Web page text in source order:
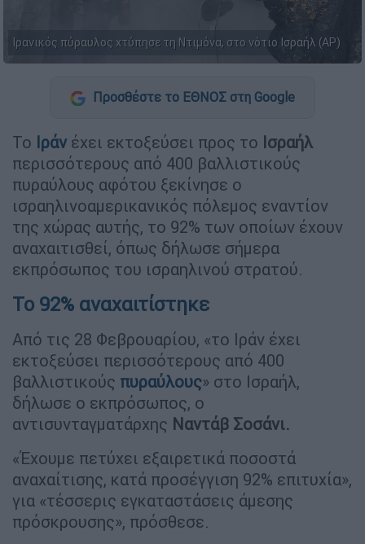
Ιρανικός πύραυλος χτύπησε τη Ντιμόνα, στο νότιο Ισραήλ (AP)
Προσθέστε το ΕΘΝΟΣ στη Google
Το Ιράν έχει εκτοξεύσει προς το Ισραήλ
περισσότερους από 400 βαλλιστικούς
πυραύλους αφότου ξεκίνησε ο
ισραηλινοαμερικανικός πόλεμος εναντίον
της χώρας αυτής, το 92% των οποίων έχουν
αναχαιτισθεί, όπως δήλωσε σήμερα
εκπρόσωπος του ισραηλινού στρατού.
Το 92% αναχαιτίστηκε
Από τις 28 Φεβρουαρίου, «το Ιράν έχει
εκτοξεύσει περισσότερους από 400
βαλλιστικούς πυραύλους» στο Ισραήλ,
δήλωσε ο εκπρόσωπος, ο
αντισυνταγματάρχης Ναντάβ Σοσάνι.
«Έχουμε πετύχει εξαιρετικά ποσοστά
αναχαίτισης, κατά προσέγγιση 92% επιτυχία»,
για «τέσσερις εγκαταστάσεις άμεσης
πρόσκρουσης», πρόσθεσε.